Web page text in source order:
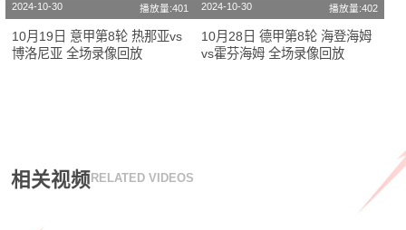
2024-10-30 播放量:401
10月19日 意甲第8轮 热那亚vs
博洛尼亚 全场录像回放
2024-10-30 播放量:402
10月28日 德甲第8轮 海登海姆
vs霍芬海姆 全场录像回放
相关视频 RELATED VIDEOS